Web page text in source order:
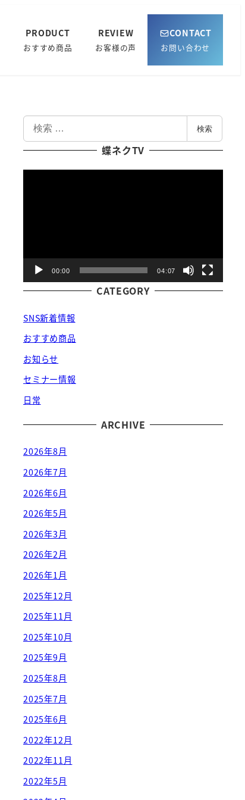
PRODUCT
おすすめ商品
REVIEW
お客様の声
CONTACT
お問い合わせ
索
検索
蝶ネクTV
00:00 04:07
CATEGORY
SNS新着情報
おすすめ商品
お知らせ
セミナー情報
日常
ARCHIVE
2026年8月
2026年7月
2026年6月
2026年5月
2026年3月
2026年2月
2026年1月
2025年12月
2025年11月
2025年10月
2025年9月
2025年8月
2025年7月
2025年6月
2022年12月
2022年11月
2022年5月